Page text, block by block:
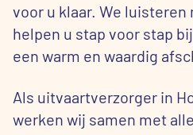
voor u klaar. We luisteren
helpen u stap voor stap
een warm en waardig
Als uitvaartverzorger in
werken wij samen met